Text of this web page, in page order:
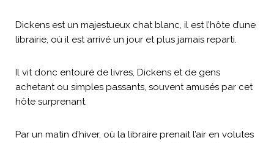
Dickens est un majestueux chat blanc, il est l’hôte d’une
librairie, où il est arrivé un jour et plus jamais reparti.
Il vit donc entouré de livres, Dickens et de gens
achetant ou simples passants, souvent amusés par cet
hôte surprenant.
Par un matin d’hiver, où la libraire prenait l’air en volutes